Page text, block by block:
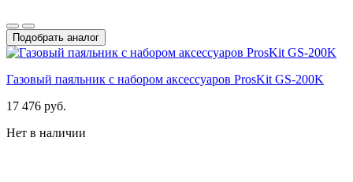
Подобрать аналог
Газовый паяльник с набором аксессуаров ProsKit GS-200K
17 476 руб.
Нет в наличии